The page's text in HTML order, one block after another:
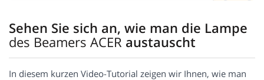
Sehen Sie sich an, wie man die Lampe
des Beamers ACER austauscht
In diesem kurzen Video-Tutorial zeigen wir Ihnen, wie man